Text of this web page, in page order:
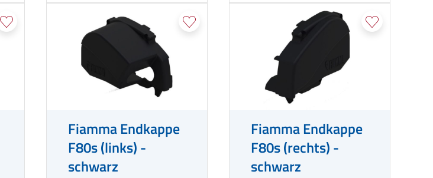
Fiamma Endkappe
F80s (links) -
schwarz
Fiamma Endkappe
F80s (rechts) -
schwarz